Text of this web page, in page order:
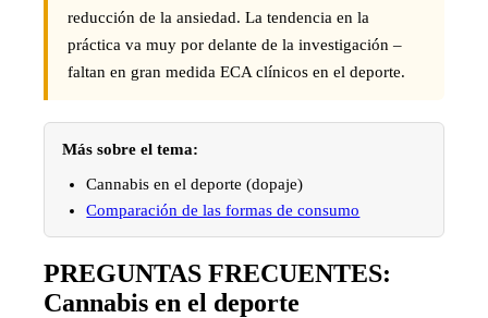
reducción de la ansiedad. La tendencia en la
práctica va muy por delante de la investigación –
faltan en gran medida ECA clínicos en el deporte.
Más sobre el tema:
Cannabis en el deporte (dopaje)
Comparación de las formas de consumo
PREGUNTAS FRECUENTES:
Cannabis en el deporte